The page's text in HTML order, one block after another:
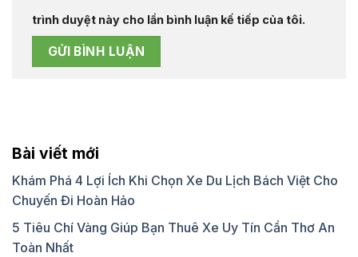
trình duyệt này cho lần bình luận kế tiếp của tôi.
Bài viết mới
Khám Phá 4 Lợi Ích Khi Chọn Xe Du Lịch Bách Việt Cho
Chuyến Đi Hoàn Hảo
5 Tiêu Chí Vàng Giúp Bạn Thuê Xe Uy Tín Cần Thơ An
Toàn Nhất